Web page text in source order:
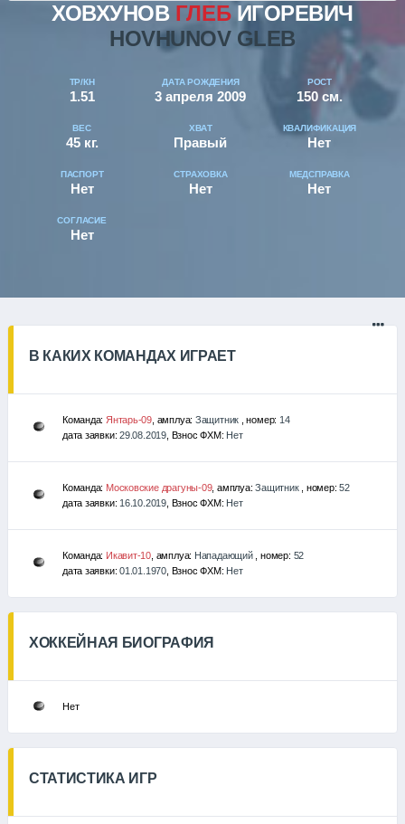
ХОВХУНОВ ГЛЕБИГОРЕВИЧ
HOVHUNOV GLEB
ТР/КН
1.51
ДАТА РОЖДЕНИЯ
3 апреля 2009
РОСТ
150 см.
ВЕС
45 кг.
ХВАТ
Правый
КВАЛИФИКАЦИЯ
Нет
ПАСПОРТ
Нет
СТРАХОВКА
Нет
МЕДСПРАВКА
Нет
СОГЛАСИЕ
Нет
В КАКИХ КОМАНДАХ ИГРАЕТ
Команда: Янтарь-09 , амплуа: Защитник , номер: 14
дата заявки:29.08.2019, Взнос ФХМ: Нет
Команда: Московские драгуны-09, амплуа:Защитник, номер:52
дата заявки: 16.10.2019, Взнос ФХМ: Нет
Команда: Икавит-10 , амплуа: Нападающий, номер: 52
дата заявки:01.01.1970, Взнос ФХМ: Нет
ХОККЕЙНАЯ БИОГРАФИЯ
Нет
СТАТИСТИКА ИГР